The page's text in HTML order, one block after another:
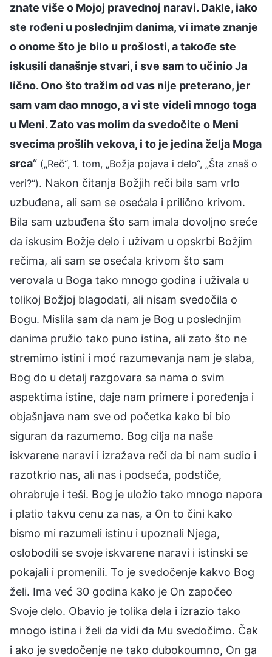
znate više o Mojoj pravednoj naravi. Dakle, iako
ste rođeni u poslednjim danima, vi imate znanje
o onome što je bilo u prošlosti, a takođe ste
iskusili današnje stvari, i sve sam to učinio Ja
lično. Ono što tražim od vas nije preterano, jer
sam vam dao mnogo, a vi ste videli mnogo toga
u Meni. Zato vas molim da svedočite o Meni
svecima prošlih vekova, i to je jedina želja Moga
srca“ („Reč“, 1. tom, „Božja pojava i delo“, „Šta znaš o
veri?“). Nakon čitanja Božjih reči bila sam vrlo
uzbuđena, ali sam se osećala i prilično krivom.
Bila sam uzbuđena što sam imala dovoljno sreće
da iskusim Božje delo i uživam u opskrbi Božjim
rečima, ali sam se osećala krivom što sam
verovala u Boga tako mnogo godina i uživala u
tolikoj Božjoj blagodati, ali nisam svedočila o
Bogu. Mislila sam da nam je Bog u poslednjim
danima pružio tako puno istina, ali zato što ne
stremimo istini i moć razumevanja nam je slaba,
Bog do u detalj razgovara sa nama o svim
aspektima istine, daje nam primere i poređenja i
objašnjava nam sve od početka kako bi bio
siguran da razumemo. Bog cilja na naše
iskvarene naravi i izražava reči da bi nam sudio i
razotkrio nas, ali nas i podseća, podstiče,
ohrabruje i teši. Bog je uložio tako mnogo napora
i platio takvu cenu za nas, a On to čini kako
bismo mi razumeli istinu i upoznali Njega,
oslobodili se svoje iskvarene naravi i istinski se
pokajali i promenili. To je svedočenje kakvo Bog
želi. Ima već 30 godina kako je On započeo
Svoje delo. Obavio je tolika dela i izrazio tako
mnogo istina i želi da vidi da Mu svedočimo. Čak
i ako je svedočenje ne tako dubokoumno, On ga